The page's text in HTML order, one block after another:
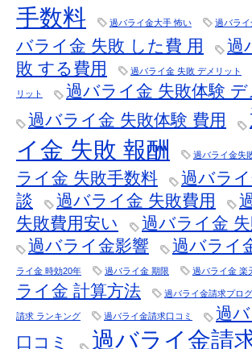
手数料
過バライ金大手 怖い 過バラ
バライ金 失敗 した費 用
過
敗 する費用
過バライ金 失敗 デメリット
リット
過バライ金 失敗体験 デ
過バライ金 失敗体験 費用
イ金 失敗 報酬
過バライ金失
ライ金 失敗手数料
過バラ
談
過バライ金 失敗費用
失敗費用安い
過バライ金
過バライ金影響
過バライ
ライ金 時効20年 過バライ金 期限 過バライ金 楽
ライ金 計算方法
過バライ金請求プロ
請求 ランキング 過バライ金請求口コミ
過
口コミ
過バライ金請